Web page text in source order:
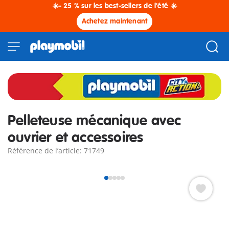
☀️- 25 % sur les best-sellers de l'été ☀️
Achetez maintenant
Pelleteuse mécanique avec
ouvrier et accessoires
Référence de l’article: 71749